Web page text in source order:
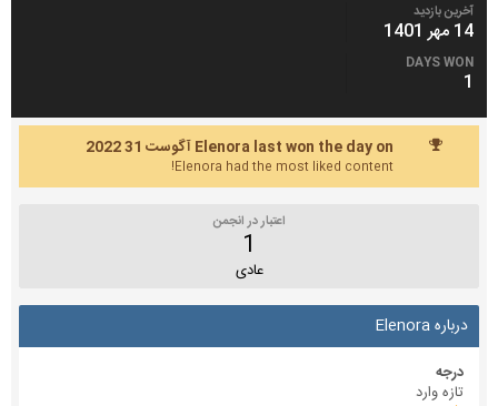
آخرین بازدید
14 مهر 1401
DAYS WON
1
Elenora last won the day on آگوست 31 2022
Elenora had the most liked content!
اعتبار در انجمن
1
عادی
درباره Elenora
درجه
تازه وارد